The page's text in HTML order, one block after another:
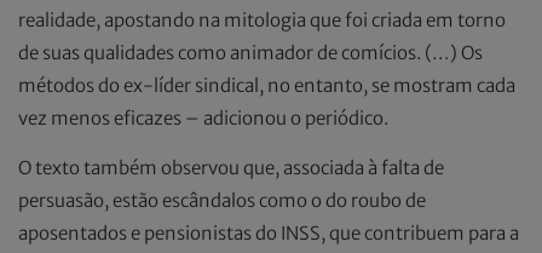
realidade, apostando na mitologia que foi criada em torno
de suas qualidades como animador de comícios. (…) Os
métodos do ex-líder sindical, no entanto, se mostram cada
vez menos eficazes – adicionou o periódico.
O texto também observou que, associada à falta de
persuasão, estão escândalos como o do roubo de
aposentados e pensionistas do INSS, que contribuem para a